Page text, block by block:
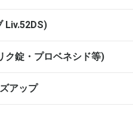
Liv.52DS)
ク錠・プロベネシド等)
アップ